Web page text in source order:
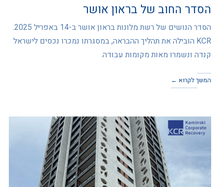
הסדר החוב של בראון אושר
הסדר הנושים של רשת מלונות בראון אושר ב-14 באפריל 2025.
KCR הובילה את תהליך ההבראה, במסגרתו נמכרו נכסים לישראל
קנדה ונשמרו מאות מקומות עבודה.
המשך לקרוא ←